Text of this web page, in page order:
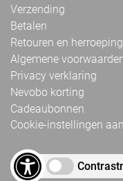
Verzending
Betalen
Retouren en herroeping
Algemene
Privacy verklaring
Nevobo korting
Cadeaubonnen
Cookie-instellingen